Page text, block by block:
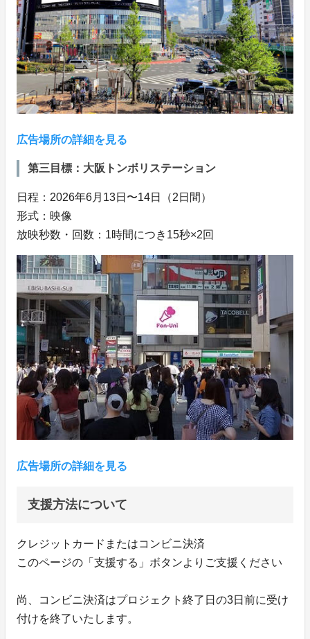
広告場所の詳細を見る
第三目標：大阪トンボリステーション
日程：2026年6月13日〜14日（2日間）
形式：映像
放映秒数・回数：1時間につき15秒×2回
広告場所の詳細を見る
支援方法について
クレジットカードまたはコンビニ決済
このページの「支援する」ボタンよりご支援ください
尚、コンビニ決済はプロジェクト終了日の3日前に受け
付けを終了いたします。